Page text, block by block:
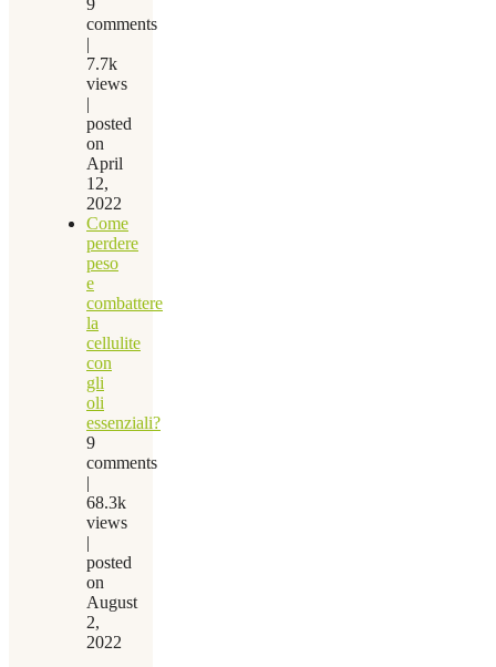
9
comments
|
7.7k
views
|
posted
on
April
12,
2022
Come
perdere
peso
e
combattere
la
cellulite
con
gli
oli
essenziali?
9
comments
|
68.3k
views
|
posted
on
August
2,
2022